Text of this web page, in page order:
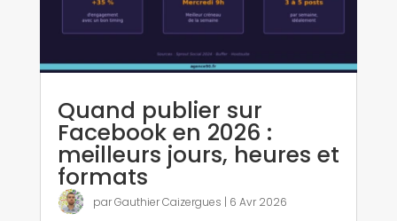
Quand publier sur
Facebook en 2026 :
meilleurs jours, heures et
formats
parGauthier Caizergues 6 Avr 2026